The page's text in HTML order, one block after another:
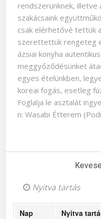
rendszerünknek, illetve
szakácsaink
csak elérhetővé tettük
szerettettük rengeteg
ázsiai konyha
meggyőződésünket
egyes ételünkben,
koreai fogás, esetleg
Foglalja le asztalát
n: Wasabi Étterem
Nyitva tartás
Nap
Nyitva